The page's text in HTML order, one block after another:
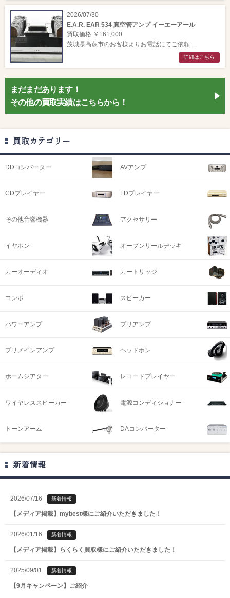
2026/07/30
E.A.R. EAR 534 真空管アンプ イーエーアール
買取価格 ￥161,000
茨城県高萩市のお客様よりお電話にてご依頼 ...
詳細はこちら
まだまだあります！
その他の買取実績はこちらから！
買取カテゴリー
DDコンバーター AVアンプ
CDプレイヤー LDプレイヤー
その他音響機器 アクセサリー
イヤホン オープンリールデッキ
カーオーディオ カートリッジ
コンポ スピーカー
パワーアンプ プリアンプ
プリメインアンプ ヘッドホン
ホームシアター レコードプレイヤー
ワイヤレススピーカー 電源コンディショナー
トーンアーム DAコンバーター
新着情報
2026/07/16 新着情報
【メディア掲載】mybest様にご紹介いただきました！
2026/01/16 新着情報
【メディア掲載】らくらく買取様にご紹介いただきました！
2025/09/01 新着情報
【9月キャンペーン】ご紹介